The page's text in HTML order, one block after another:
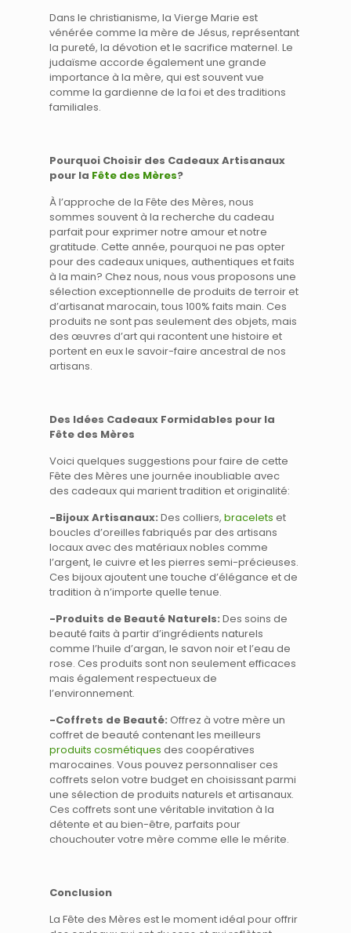
Dans le christianisme, la Vierge Marie est
vénérée comme la mère de Jésus, représentant
la pureté, la dévotion et le sacrifice maternel. Le
judaïsme accorde également une grande
importance à la mère, qui est souvent vue
comme la gardienne de la foi et des traditions
familiales.
Pourquoi Choisir des Cadeaux Artisanaux
pour la Fête des Mères?
À l’approche de la Fête des Mères, nous
sommes souvent à la recherche du cadeau
parfait pour exprimer notre amour et notre
gratitude. Cette année, pourquoi ne pas opter
pour des cadeaux uniques, authentiques et faits
à la main? Chez nous, nous vous proposons une
sélection exceptionnelle de produits de terroir et
d’artisanat marocain, tous 100% faits main. Ces
produits ne sont pas seulement des objets, mais
des œuvres d’art qui racontent une histoire et
portent en eux le savoir-faire ancestral de nos
artisans.
Des Idées Cadeaux Formidables pour la
Fête des Mères
Voici quelques suggestions pour faire de cette
Fête des Mères une journée inoubliable avec
des cadeaux qui marient tradition et originalité:
-Bijoux Artisanaux: Des colliers,bracelets et
boucles d’oreilles fabriqués par des artisans
locaux avec des matériaux nobles comme
l’argent, le cuivre et les pierres semi-précieuses.
Ces bijoux ajoutent une touche d’élégance et de
tradition à n’importe quelle tenue.
-Produits de Beauté Naturels: Des soins de
beauté faits à partir d’ingrédients naturels
comme l’huile d’argan, le savon noir et l’eau de
rose. Ces produits sont non seulement efficaces
mais également respectueux de
l’environnement.
-Coffrets de Beauté: Offrez à votre mère un
coffret de beauté contenant les meilleurs
produits cosmétiques des coopératives
marocaines. Vous pouvez personnaliser ces
coffrets selon votre budget en choisissant parmi
une sélection de produits naturels et artisanaux.
Ces coffrets sont une véritable invitation à la
détente et au bien-être, parfaits pour
chouchouter votre mère comme elle le mérite.
Conclusion
La Fête des Mères est le moment idéal pour offrir